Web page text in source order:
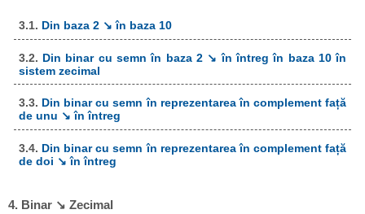
3.1. Din baza 2 ↘ în baza 10
3.2. Din binar cu semn în baza 2 ↘ în întreg în baza 10 în
sistem zecimal
3.3. Din binar cu semn în reprezentarea în complement față
de unu ↘ în întreg
3.4. Din binar cu semn în reprezentarea în complement față
de doi ↘ în întreg
4. Binar ↘ Zecimal